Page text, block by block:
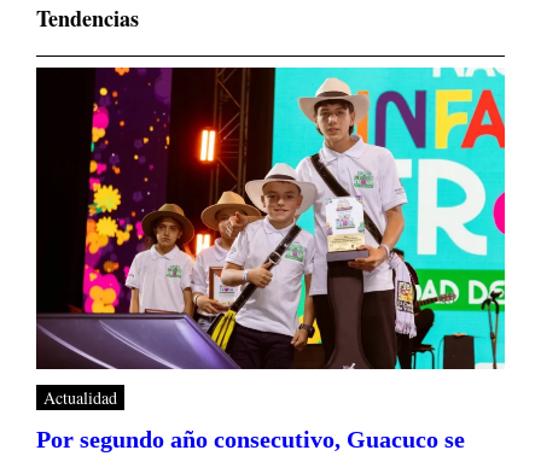
Tendencias
Actualidad
Por segundo año consecutivo, Guacuco se